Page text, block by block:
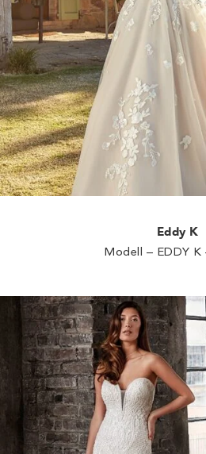
Eddy K
Modell – EDDY K